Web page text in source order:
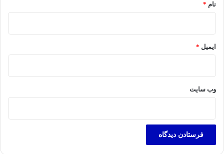
نام *
ایمیل *
وب‌ سایت